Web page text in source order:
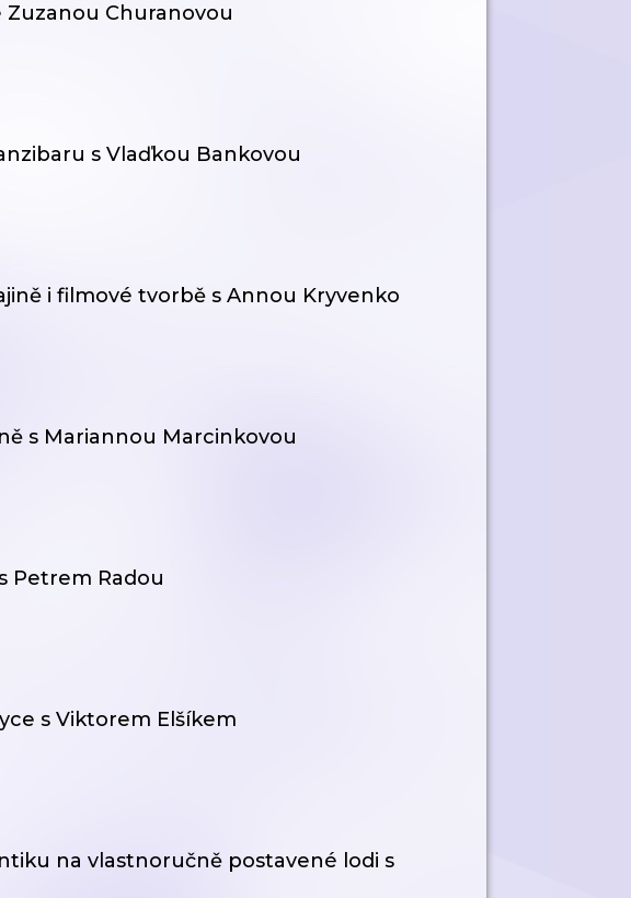
Zuzanou Churanovou
s Vlaďkou Bankovou
i filmové tvorbě s Annou Kryvenko
s Mariannou Marcinkovou
Petrem Radou
s Viktorem Elšíkem
na vlastnoručně postavené lodi s